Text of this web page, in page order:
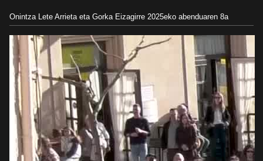
Onintza Lete Arrieta eta Gorka Eizagirre 2025eko abenduaren 8a